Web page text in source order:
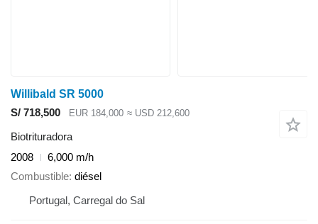
Willibald SR 5000
S/ 718,500
EUR 184,000 ≈ USD 212,600
Biotrituradora
2008
6,000 m/h
Combustible diésel
Portugal, Carregal do Sal